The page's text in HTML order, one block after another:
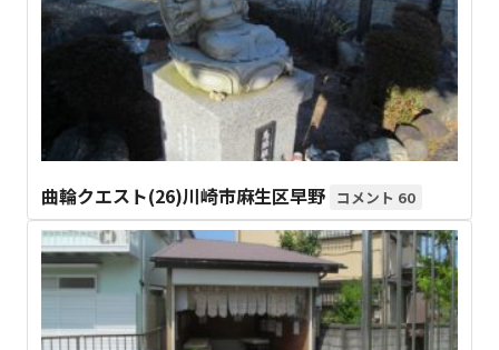
曲輪クエスト(26)川崎市麻生区早野 60